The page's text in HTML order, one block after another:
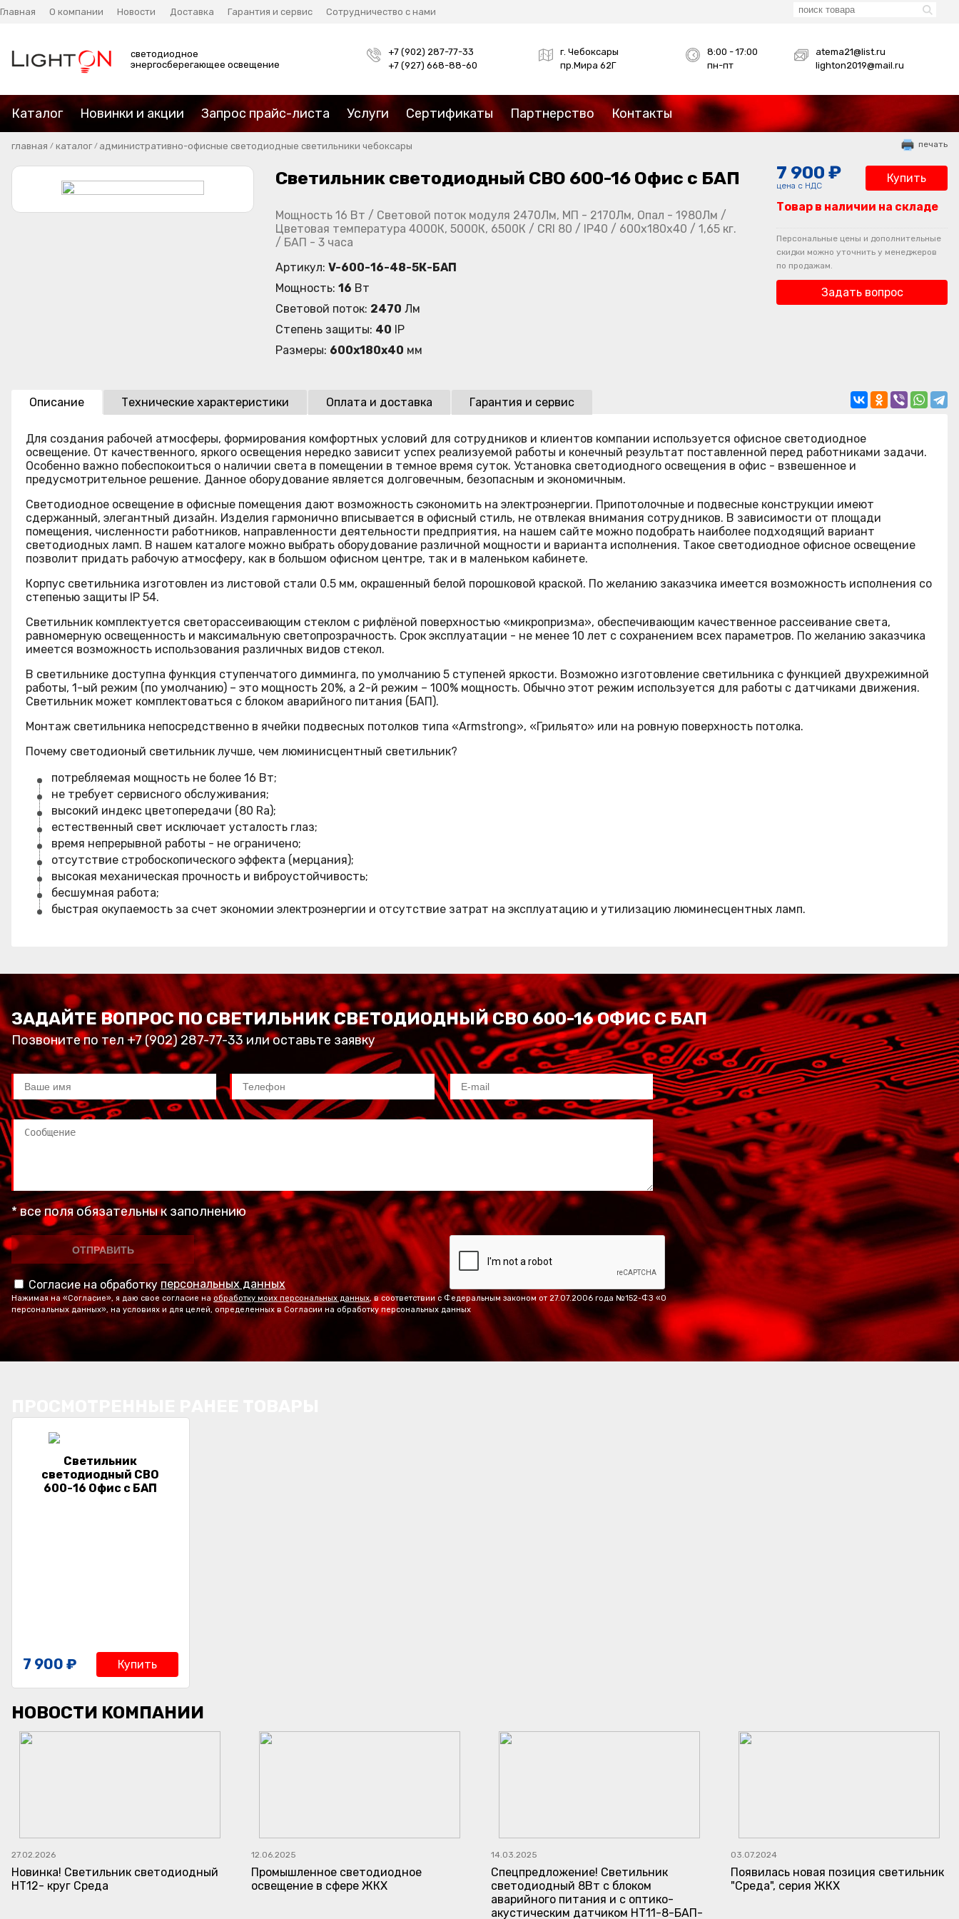
Главная О компании Новости Доставка Гарантия и сервис Сотрудничество с нами
светодиодное
энергосберегающее освещение
+7 (902) 287-77-33
+7 (927) 668-88-60
г. Чебоксары
пр.Мира 62Г
8:00 - 17:00
пн-пт
atema21@list.ru
lighton2019@mail.ru
Каталог Новинки и акции Запрос прайс-листа Услуги Сертификаты Партнерство Контакты
печать
главная / каталог / административно-офисные светодиодные светильники чебоксары
Купить
7 900 ₽
цена с НДС
Товар в наличии на складе
Персональные цены и дополнительные
скидки можно уточнить у менеджеров
по продажам.
Задать вопрос
Светильник светодиодный СВО 600-16 Офис с БАП
Мощность 16 Вт / Световой поток модуля 2470Лм, МП - 2170Лм, Опал - 1980Лм /
Цветовая температура 4000К, 5000К, 6500К / CRI 80 / IP40 / 600х180х40 / 1,65 кг.
/ БАП - 3 часа
Артикул: V-600-16-48-5К-БАП
Мощность: 16 Вт
Световой поток: 2470 Лм
Степень защиты: 40 IP
Размеры: 600х180х40 мм
Описание Технические характеристики Оплата и доставка Гарантия и сервис
Для создания рабочей атмосферы, формирования комфортных условий для сотрудников и клиентов компании используется офисное светодиодное
освещение. От качественного, яркого освещения нередко зависит успех реализуемой работы и конечный результат поставленной перед работниками задачи.
Особенно важно побеспокоиться о наличии света в помещении в темное время суток. Установка светодиодного освещения в офис - взвешенное и
предусмотрительное решение. Данное оборудование является долговечным, безопасным и экономичным.
Светодиодное освещение в офисные помещения дают возможность сэкономить на электроэнергии. Припотолочные и подвесные конструкции имеют
сдержанный, элегантный дизайн. Изделия гармонично вписывается в офисный стиль, не отвлекая внимания сотрудников. В зависимости от площади
помещения, численности работников, направленности деятельности предприятия, на нашем сайте можно подобрать наиболее подходящий вариант
светодиодных ламп. В нашем каталоге можно выбрать оборудование различной мощности и варианта исполнения. Такое светодиодное офисное освещение
позволит придать рабочую атмосферу, как в большом офисном центре, так и в маленьком кабинете.
Корпус светильника изготовлен из листовой стали 0.5 мм, окрашенный белой порошковой краской. По желанию заказчика имеется возможность исполнения со
степенью защиты IP 54.
Светильник комплектуется светорассеивающим стеклом с рифлёной поверхностью «микропризма», обеспечивающим качественное рассеивание света,
равномерную освещенность и максимальную светопрозрачность. Срок эксплуатации - не менее 10 лет с сохранением всех параметров. По желанию заказчика
имеется возможность использования различных видов стекол.
В светильнике доступна функция ступенчатого димминга, по умолчанию 5 ступеней яркости. Возможно изготовление светильника с функцией двухрежимной
работы, 1-ый режим (по умолчанию) – это мощность 20%, а 2-й режим – 100% мощность. Обычно этот режим используется для работы с датчиками движения.
Светильник может комплектоваться с блоком аварийного питания (БАП).
Монтаж светильника непосредственно в ячейки подвесных потолков типа «Armstrong», «Грильято» или на ровную поверхность потолка.
Почему светодионый светильник лучше, чем люминисцентный светильник?
потребляемая мощность не более 16 Вт;
не требует сервисного обслуживания;
высокий индекс цветопередачи (80 Ra);
естественный свет исключает усталость глаз;
время непрерывной работы - не ограничено;
отсутствие стробоскопического эффекта (мерцания);
высокая механическая прочность и виброустойчивость;
бесшумная работа;
быстрая окупаемость за счет экономии электроэнергии и отсутствие затрат на эксплуатацию и утилизацию люминесцентных ламп.
ЗАДАЙТЕ ВОПРОС ПО СВЕТИЛЬНИК СВЕТОДИОДНЫЙ СВО 600-16 ОФИС С БАП
Позвоните по тел +7 (902) 287-77-33 или оставьте заявку
* все поля обязательны к заполнению
Согласие на обработкуперсональных данных
Нажимая на «Согласие», я даю свое согласие на обработку моих персональных данных, в соответствии с Федеральным законом от 27.07.2006 года №152-ФЗ «О
персональных данных», на условиях и для целей, определенных в Согласии на обработку персональных данных
Светильник
светодиодный СВО
600-16 Офис с БАП
7 900 ₽ Купить
НОВОСТИ КОМПАНИИ
27.02.2026
Новинка! Светильник светодиодный
НТ12- круг Среда
12.06.2025
Промышленное светодиодное
освещение в сфере ЖКХ
14.03.2025
Спецпредложение! Светильник
светодиодный 8Вт с блоком
аварийного питания и с оптико-
акустическим датчиком НТ11-8-БАП-
03.07.2024
Появилась новая позиция светильник
"Среда", серия ЖКХ